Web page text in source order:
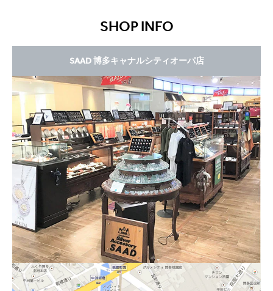
SHOP INFO
SAAD 博多キャナルシティオーパ店